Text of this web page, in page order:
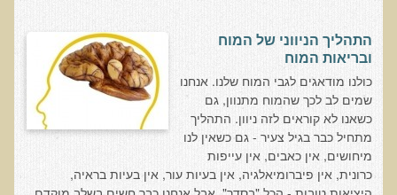
סדנאות מעמיקות להסמכה
טיהור רעלים
שאלות ותשובות מסדנת טיהור רעלים
רכישת סדנת טיהור רעלים
תגובות ממשתתפי סדנת טיהור רעלים
התהליך הניווני של המוח
ובריאות המוח
כולנו מודאגים לגבי המוח שלנו. אנחנו
שמים לב לכך שהמוח מתנוון, גם
כשאנו לא קוראים לזה ניוון. התהליך
מתחיל כבר בגיל צעיר - גם כשאין לנו
מיחושים, אין כאבים, אין עייפות
כרונית, אין פיברומיאלגיה, אין בעיות עור, אין בעיות בראיה,